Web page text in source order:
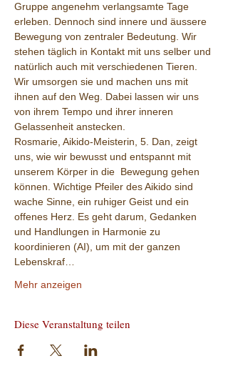
Gruppe angenehm verlangsamte Tage
erleben. Dennoch sind innere und äussere
Bewegung von zentraler Bedeutung. Wir
stehen täglich in Kontakt mit uns selber und
natürlich auch mit verschiedenen Tieren.
Wir umsorgen sie und machen uns mit
ihnen auf den Weg. Dabei lassen wir uns
von ihrem Tempo und ihrer inneren
Gelassenheit anstecken.
Rosmarie, Aikido-Meisterin, 5. Dan, zeigt
uns, wie wir bewusst und entspannt mit
unserem Körper in die  Bewegung gehen
können. Wichtige Pfeiler des Aikido sind
wache Sinne, ein ruhiger Geist und ein
offenes Herz. Es geht darum, Gedanken
und Handlungen in Harmonie zu
koordinieren (AI), um mit der ganzen
Lebenskraf…
Mehr anzeigen
Diese Veranstaltung teilen